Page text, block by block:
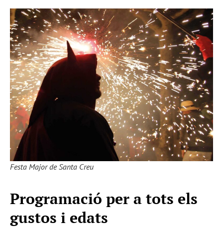
Festa Major de Santa Creu
Programació per a tots els
gustos i edats